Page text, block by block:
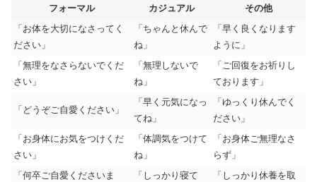
フォーマル カジュアル
その他
「お体を大切になさってく
ださい」
「ちゃんと休んで
ね」
「早く良くなります
ように」
「無理をなさらないでくだ
さい」
「無理しないで
ね」
「ご回復をお祈りし
ております」
「どうぞご自愛ください」
「早く元気になっ
てね」
「ゆっくり休んでく
ださい」
「お身体にお気をつけくだ
さい」
「体調気をつけて
ね」
「お身体ご無理なさ
らず」
「何卒ご自愛くださいま
「しっかり寝て
「しっかり休養を取